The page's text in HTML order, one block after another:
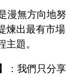
漫無方向地努
煉出最有市場
題。
：我們只分享